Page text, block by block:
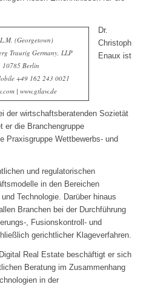
(Georgetown)
Traurig Germany, LLP
10785 Berlin
+49 162 243 0021
| www.gtlaw.de
Dr.
Christoph
Enaux ist
der wirtschaftsberatenden Sozietät
er die Branchengruppe
Praxisgruppe Wettbewerbs- und
und regulatorischen
in den Bereichen
Technologie. Darüber hinaus
Branchen bei der Durchführung
, Fusionskontroll- und
gerichtlicher Klageverfahren.
Real Estate beschäftigt er sich
Beratung im Zusammenhang
in der